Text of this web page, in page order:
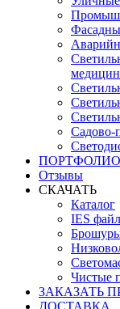
Садово-
ПОРТФОЛИО
Отзывы
СКАЧАТЬ
Каталог
IES
Чистые
ЗАКАЗАТЬ
ДОСТАВКА